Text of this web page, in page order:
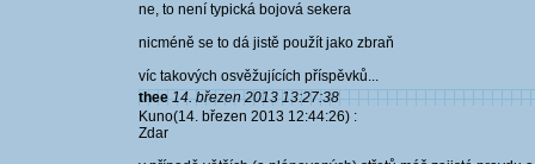
ne, to není typická bojová sekera
nicméně se to dá jistě použít jako zbraň
víc takových osvěžujících příspěvků...
thee 14. březen 2013 13:27:38
Kuno(14. březen 2013 12:44:26) :
Zdar